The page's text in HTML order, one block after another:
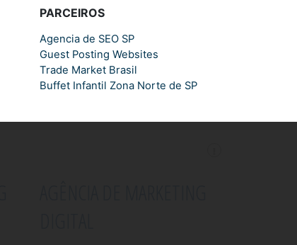
PARCEIROS
Agencia de SEO SP
Guest Posting Websites
Trade Market Brasil
Buffet Infantil Zona Norte de SP